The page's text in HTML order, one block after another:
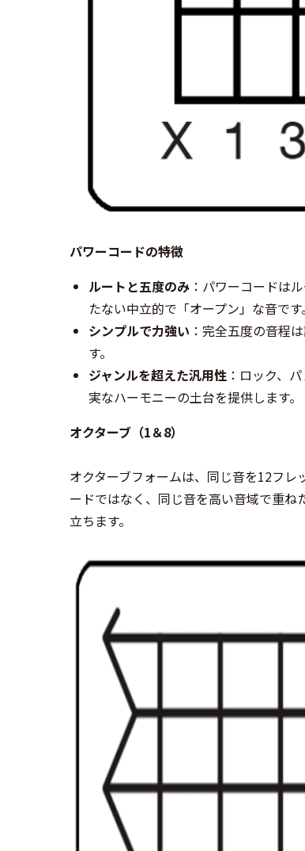
パワーコードの特徴
ルートと五度のみ：パワーコードは
たない中立的で「オープン」な音です。
シンプルで力強い ：完全五度の音程
す。
ジャンルを超えた汎用性：ロック、
実なハーモニーの土台を提供します。
オクターブ（1＆8）
オクターブフォームは、同じ音を12フ
ードではなく、同じ音を高い音域で重
立ちます。